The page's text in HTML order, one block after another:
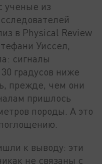
ученые из
в Physical Review
Уиссел,
сигналы
градусов ниже
прежде, чем они
пришлось
породы. А это
к выводу: эти
не связаны с